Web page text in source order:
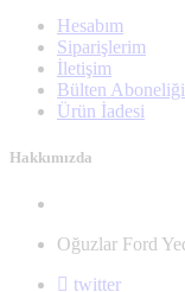
Hesabım
Siparişlerim
İletişim
Bülten Aboneliği
Ürün İadesi
Hakkımızda
Oğuzlar Ford
twitter